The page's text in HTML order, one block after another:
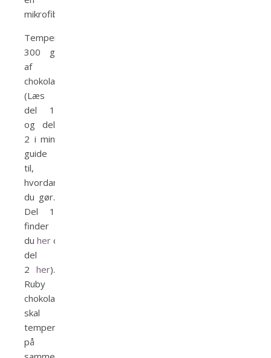
mikrofiberklud.
Temperér cirka
300 g
af
chokoladen
(Læs
del 1
og del
2 i min
guide
til,
hvordan
du gør.
Del 1
finder
du her og
del
2 her).
Ruby
chokoladen
skal
tempereres
på